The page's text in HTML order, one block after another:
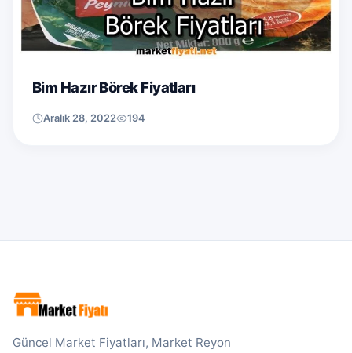
Bim Hazır Börek Fiyatları
Aralık 28, 2022 194
Güncel Market Fiyatları, Market Reyon